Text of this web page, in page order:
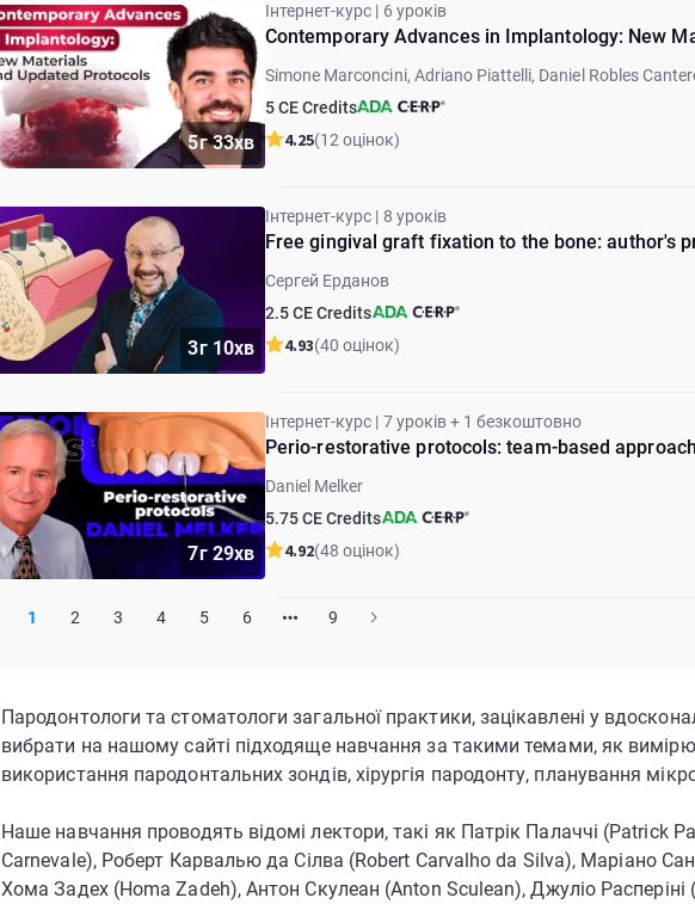
5г 33хв
Інтернет-курс | 6 уроків
Contemporary Advances in Implantology: New
Simone Marconcini, Adriano Piattelli, Daniel Robles
5 CE Credits
4.25(12 оцінок)
3г 10хв
Інтернет-курс | 8 уроків
Free gingival graft fixation to the bone: author's
Сергей Ерданов
2.5 CE Credits
4.93(40 оцінок)
7г 29хв
Інтернет-курс | 7 уроків + 1 безкоштовно
Perio-restorative protocols: team-based approach
Daniel Melker
5.75 CE Credits
4.92(48 оцінок)
1 2 3 4 5 6 9
Пародонтологи та стоматологи загальної практики, зацікавлені у
вибрати на нашому сайті підходяще навчання за такими темами, як
використання пародонтальних зондів, хірургія пародонту, планування
Наше навчання проводять відомі лектори, такі як Патрік Палаччі
Carnevale), Роберт Карвалью да Сілва (Robert Carvalho da Silva), Маріано
Хома Задех (Homa Zadeh), Антон Скулеан (Anton Sculean), Джуліо